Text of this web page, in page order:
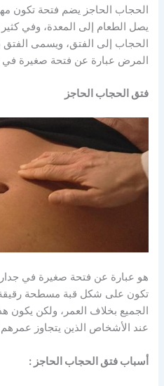
الحجاب الحاجز يضم فتحة تكون
يصل الطعام إلى المعدة، وفي
الحجاب إلى الفتق، ويسمى الفتق
المرض عبارة عن فتحة صغيرة في
فتق الحجاب الحاجز
هو عبارة عن فتحة صغيرة في
تكون على شكل قبة مسطحة
الجميع بخلاف العمر، ولكن يكون
عند الأشخاص الذين يتجاوز عمرهم 50
أسباب فتق الحجاب الحاجز :